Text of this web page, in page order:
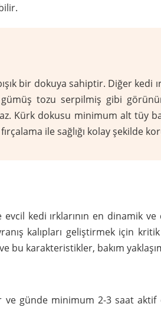
bir dokuya sahiptir. Diğer kedi
tozu serpilmiş gibi
Kürk dokusu minimum alt tüy
ile sağlığı kolay şekilde
kedi ırklarının en dinamik
kalıpları geliştirmek için
karakteristikler, bakım
günde minimum 2-3 saat